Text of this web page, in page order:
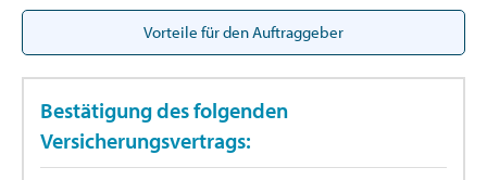
Vorteile für den Auftraggeber
Bestätigung des folgenden
Versicherungsvertrags: